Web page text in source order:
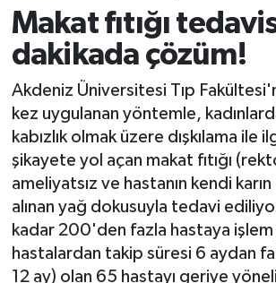
Makat fıtığı
dakikada çözüm!
Akdeniz Üniversitesi Tıp
kez uygulanan yöntemle,
kabızlık olmak üzere dışkılama ile
şikayete yol açan makat fıtığı
ameliyatsız ve hastanın kendi
alınan yağ dokusuyla tedavi
kadar 200'den fazla hastaya işlem
hastalardan takip süresi 6 aydan
12 ay) olan 65 hastayı geriye
Son Dakika Haberleri
Haber Arşivi